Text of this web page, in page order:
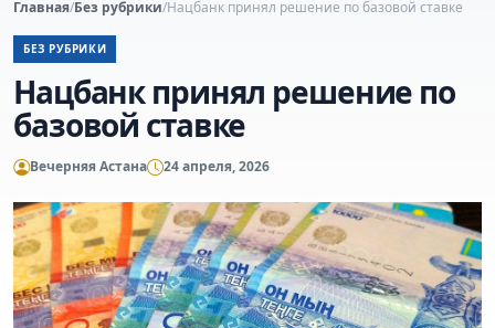
Главная/Без рубрики/Нацбанк принял решение по базовой ставке
БЕЗ РУБРИКИ
Нацбанк принял решение по
базовой ставке
Вечерняя Астана 24 апреля, 2026